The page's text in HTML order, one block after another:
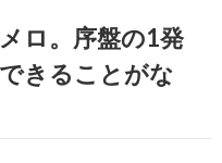
ロ。序盤の1発
きることがな